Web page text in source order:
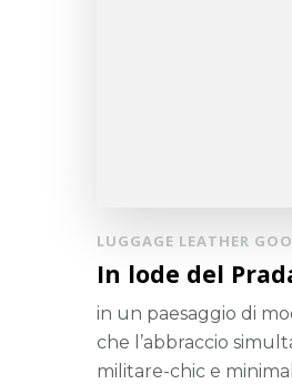
LUGGAGE LEATHER
In lode del
in un paesaggio di
che l’abbraccio
militare-chic e